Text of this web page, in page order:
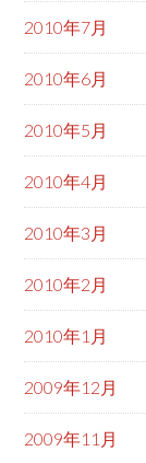
2010年7月
2010年6月
2010年5月
2010年4月
2010年3月
2010年2月
2010年1月
2009年12月
2009年11月